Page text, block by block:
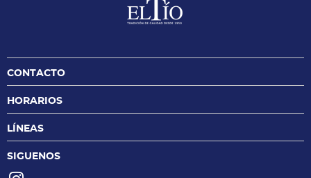
CONTACTO
HORARIOS
LÍNEAS
SIGUENOS